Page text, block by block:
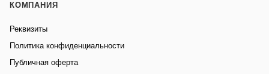
КОМПАНИЯ
Реквизиты
Политика конфиденциальности
Публичная оферта